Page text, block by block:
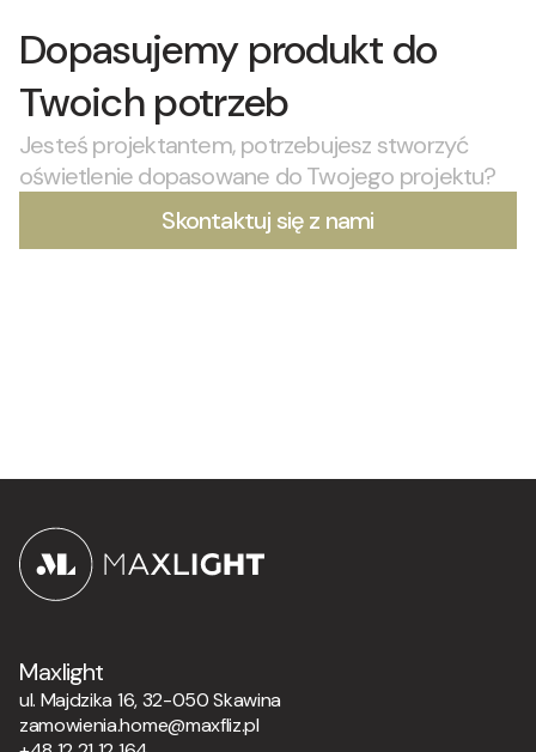
Dopasujemy produkt do
Twoich potrzeb
Jesteś projektantem, potrzebujesz stworzyć
oświetlenie dopasowane do Twojego projektu?
Skontaktuj się z nami
Maxlight
ul. Majdzika 16, 32-050 Skawina
zamowienia.home@maxfliz.pl